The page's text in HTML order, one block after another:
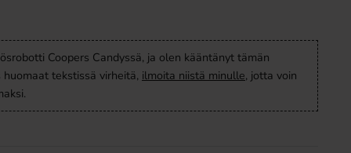
Coopers Candyssä, ja olen kääntänyt tämän
tekstissä virheitä, ilmoita niistä minulle, jotta voin